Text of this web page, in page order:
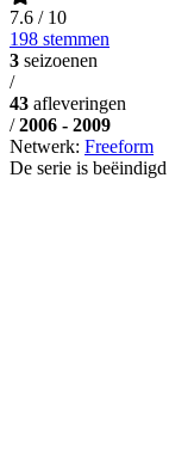
7.6 / 10
198 stemmen
3 seizoenen
/
43 afleveringen
/ 2006 - 2009
Netwerk: Freeform
De serie is beëindigd